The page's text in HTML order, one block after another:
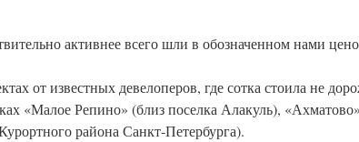
активнее всего шли в обозначенном нами
от известных девелоперов, где сотка стоила не
«Малое Репино» (близ поселка Алакуль),
района Санкт-Петербурга).